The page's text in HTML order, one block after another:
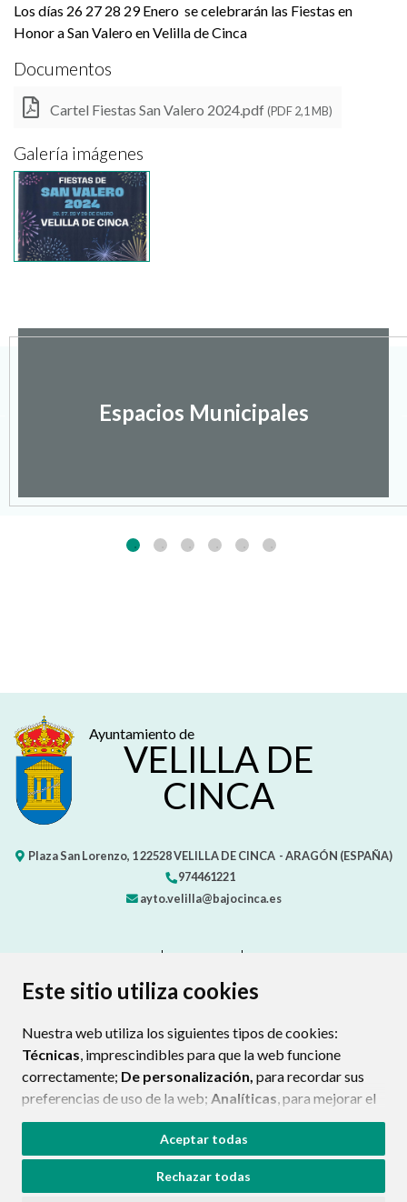
Este sitio utiliza cookies
Nuestra web utiliza los siguientes tipos de cookies:
Técnicas, imprescindibles para que la web funcione
correctamente; De personalización, para recordar sus
preferencias de uso de la web; Analíticas, para mejorar el
funcionamiento de la web y sus servicios.
Si acepta pulsando el botón“Aceptar todas”
consideramos que acepta su uso. Si pulsa el botón
Aceptar todas
Rechazar todas
Los días 26 27 28 29 Enero se celebrarán las Fiestas en
Honor a San Valero en Velilla de Cinca
Documentos
Cartel Fiestas San Valero 2024.pdf(PDF 2,1 MB)
Galería imágenes
Espacios Municipales
Ayuntamiento de
VELILLA DE
CINCA
Plaza San Lorenzo, 122528VELILLA DE CINCA - ARAGÓN (ESPAÑA)
974461221
ayto.velilla@bajocinca.es
PROTECCIÓN DE DATOS
POLÍTICA DE COOKIES